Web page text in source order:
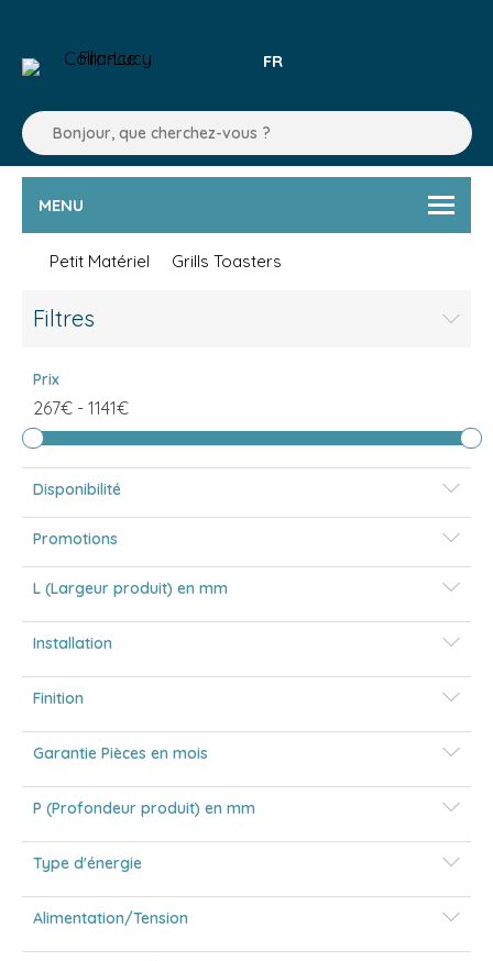
FR
MENU
Petit Matériel Grills Toasters
Filtres
Prix
267€ - 1141€
Disponibilité
Promotions
L (Largeur produit) en mm
Installation
Finition
Garantie Pièces en mois
P (Profondeur produit) en mm
Type d'énergie
Alimentation/Tension